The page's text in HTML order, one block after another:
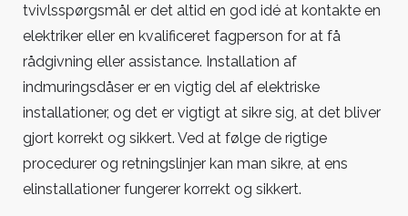
tvivlsspørgsmål er det altid en god idé at kontakte en
elektriker eller en kvalificeret fagperson for at få
rådgivning eller assistance. Installation af
indmuringsdåser er en vigtig del af elektriske
installationer, og det er vigtigt at sikre sig, at det bliver
gjort korrekt og sikkert. Ved at følge de rigtige
procedurer og retningslinjer kan man sikre, at ens
elinstallationer fungerer korrekt og sikkert.